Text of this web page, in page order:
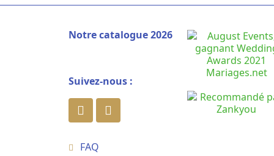
Notre catalogue 2026
Suivez-nous :
FAQ